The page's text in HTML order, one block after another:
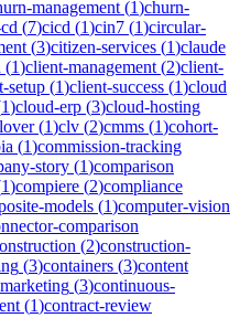
management (1)churn-
(7)cicd (1)cin7 (1)circular-
(3)citizen-services (1)claude
(1)client-management (2)client-
setup (1)client-success (1)cloud
1)cloud-erp (3)cloud-hosting
(1)clv (2)cmms (1)cohort-
(1)commission-tracking
story (1)comparison
1)compiere (2)compliance
models (1)computer-vision
comparison
(2)construction-
(3)containers (3)content
(3)continuous-
(1)contract-review